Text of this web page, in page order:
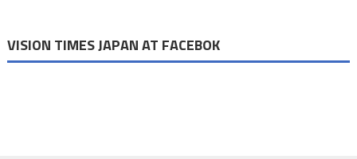
VISION TIMES JAPAN AT FACEBOK